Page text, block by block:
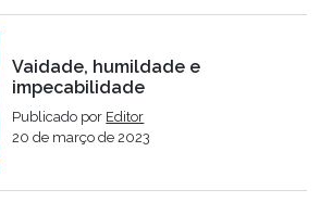
Vaidade, humildade e
impecabilidade
Publicado por Editor
20 de março de 2023